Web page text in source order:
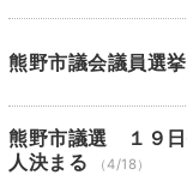
熊野市議会議員選
熊野市議選 １９
人決まる
（4/18）